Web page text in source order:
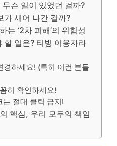
슨 일이 있었던 걸까?
가 새어 나간 걸까?
는 ‘2차 피해’의 위험성
할 일은? 티빙 이용자라
경하세요! (특히 이런 분들
히 확인하세요!
절대 클릭 금지!
핵심, 우리 모두의 책임